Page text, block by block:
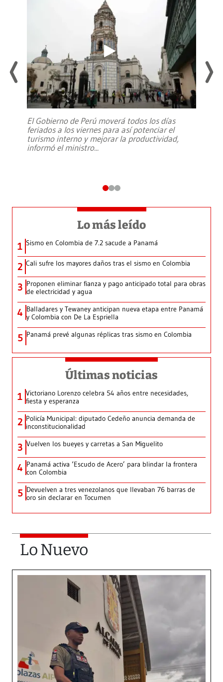
El Gobierno de Perú moverá todos los días
feriados a los viernes para así potenciar el
turismo interno y mejorar la productividad,
informó el ministro...
Lo más leído
1 Sismo en Colombia de 7.2 sacude a Panamá
2 Cali sufre los mayores daños tras el sismo en Colombia
3 Proponen eliminar fianza y pago anticipado total para obras
de electricidad y agua
4 Balladares y Tewaney anticipan nueva etapa entre Panamá
y Colombia con De La Espriella
5 Panamá prevé algunas réplicas tras sismo en Colombia
Últimas noticias
1 Victoriano Lorenzo celebra 54 años entre necesidades,
fiesta y esperanza
2 Policía Municipal: diputado Cedeño anuncia demanda de
inconstitucionalidad
3 Vuelven los bueyes y carretas a San Miguelito
4 Panamá activa ‘Escudo de Acero’ para blindar la frontera
con Colombia
5 Devuelven a tres venezolanos que llevaban 76 barras de
oro sin declarar en Tocumen
Lo Nuevo